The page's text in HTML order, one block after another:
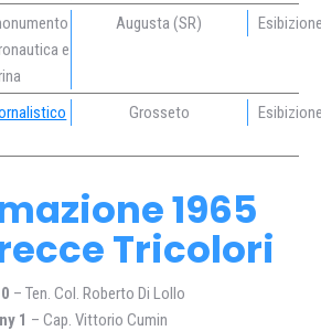
e
Augusta (SR)
Grosseto
1965
Tricolori
– Ten. Col. Roberto Di Lollo
1 – Cap. Vittorio Cumin